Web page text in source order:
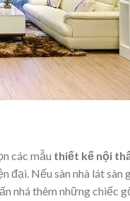
các mẫu thiết kế nội
đại. Nếu sàn nhà lát sàn
nhá thêm những chiếc